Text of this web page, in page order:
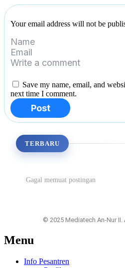
Your email address will not be
Save my name, email, and
next time I comment.
Post
TERBARU
Gagal memuat postingan
© 2025 Mediatech An-Nur II.
Menu
Info Pesantren